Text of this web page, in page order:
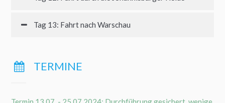
Tag 13: Fahrt nach Warschau
TERMINE